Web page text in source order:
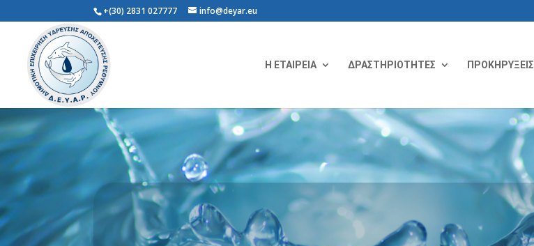
+(30) 2831 027777 info@deyar.eu
Η ΕΤΑΙΡΕΙΑ ΔΡΑΣΤΗΡΙΟΤΗΤΕΣ ΠΡΟΚΗΡΥΞΕΙΣ